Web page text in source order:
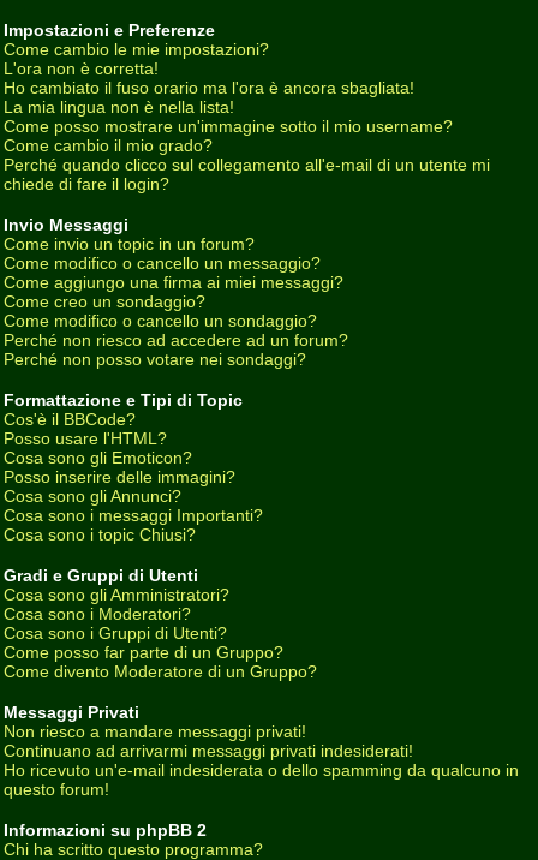
Impostazioni e Preferenze
Come cambio le mie impostazioni?
L'ora non è corretta!
Ho cambiato il fuso orario ma l'ora è ancora sbagliata!
La mia lingua non è nella lista!
Come posso mostrare un'immagine sotto il mio username?
Come cambio il mio grado?
Perché quando clicco sul collegamento all'e-mail di un utente mi
chiede di fare il login?
Invio Messaggi
Come invio un topic in un forum?
Come modifico o cancello un messaggio?
Come aggiungo una firma ai miei messaggi?
Come creo un sondaggio?
Come modifico o cancello un sondaggio?
Perché non riesco ad accedere ad un forum?
Perché non posso votare nei sondaggi?
Formattazione e Tipi di Topic
Cos'è il BBCode?
Posso usare l'HTML?
Cosa sono gli Emoticon?
Posso inserire delle immagini?
Cosa sono gli Annunci?
Cosa sono i messaggi Importanti?
Cosa sono i topic Chiusi?
Gradi e Gruppi di Utenti
Cosa sono gli Amministratori?
Cosa sono i Moderatori?
Cosa sono i Gruppi di Utenti?
Come posso far parte di un Gruppo?
Come divento Moderatore di un Gruppo?
Messaggi Privati
Non riesco a mandare messaggi privati!
Continuano ad arrivarmi messaggi privati indesiderati!
Ho ricevuto un'e-mail indesiderata o dello spamming da qualcuno in
questo forum!
Informazioni su phpBB 2
Chi ha scritto questo programma?